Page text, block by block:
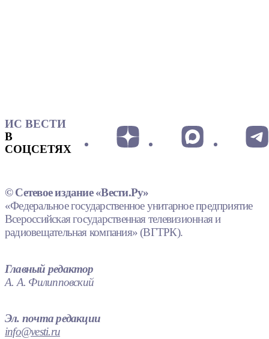
ИС ВЕСТИ
В
СОЦСЕТЯХ
© Сетевое издание «Вести.Ру»
«Федеральное государственное унитарное предприятие
Всероссийская государственная телевизионная и
радиовещательная компания» (ВГТРК).
Главный редактор
А. А. Филипповский
Эл. почта редакции
info@vesti.ru